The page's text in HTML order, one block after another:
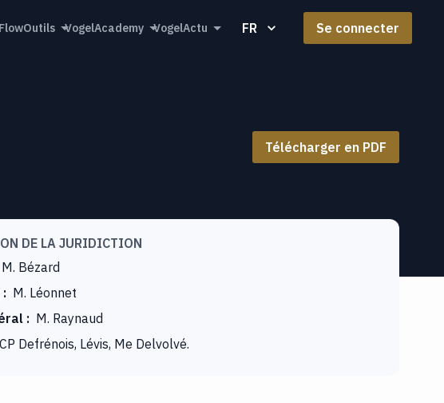
Outils VogelAcademy VogelActu FR Se connecter
Télécharger en PDF
DE LA JURIDICTION
M. Bézard
: M. Léonnet
: M. Raynaud
Defrénois, Lévis, Me Delvolvé.